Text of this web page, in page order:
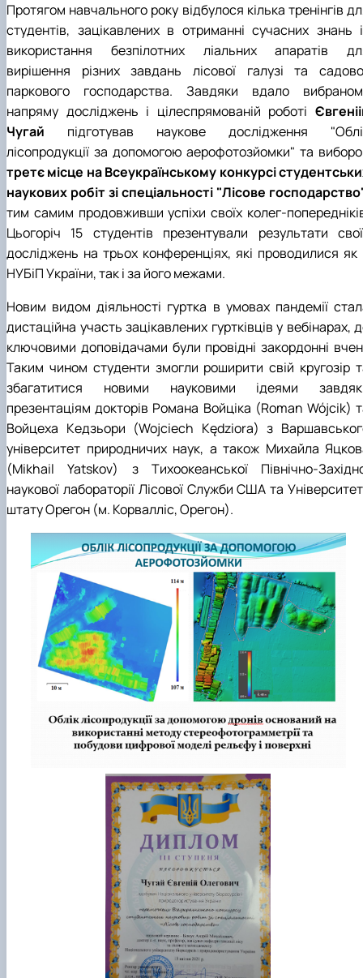
Протягом навчального року відбулося кілька тренінгів
студентів, зацікавлених в отриманні сучасних знань
використання безпілотних ліальних апаратів
вирішення різних завдань лісової галузі та
паркового господарства. Завдяки вдало
напряму досліджень і цілеспрямованій роботі
Чугай підготував наукове дослідження
лісопродукції за допомогою аерофотозйомки" та
третє місце на Всеукраїнському конкурсі
наукових робіт зі спеціальності "Лісове
тим самим продовживши успіхи своїх колег-
Цьогоріч 15 студентів презентували результати
досліджень на трьох конференціях, які проводилися як
НУБіП України, так і за його межами.
Новим видом діяльності гуртка в умовах пандемії
дистаційна участь зацікавлених гуртківців у вебінарах,
ключовими доповідачами були провідні закордонні
Таким чином студенти змогли роширити свій кругозір
збагатитися новими науковими ідеями
презентаціям докторів Романа Войціка (Roman Wójcik)
Войцеха Кедзьори (Wojciech Kędziora) з
університет природничих наук, а також Михайла
(Mikhail Yatskov) з Тихоокеанської Північно-
наукової лабораторії Лісової Служби США та
штату Орегон (м. Корвалліс, Орегон).